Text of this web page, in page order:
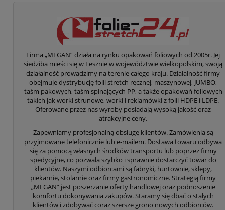
Firma „MEGAN” działa na rynku opakowań foliowych od 2005r. Jej
siedziba mieści się w Lesznie w województwie wielkopolskim, swoją
działalność prowadzimy na terenie całego kraju. Działalność firmy
obejmuje dystrybucję folii stretch ręcznej, maszynowej, JUMBO,
taśm pakowych, taśm spinających PP, a także opakowań foliowych
takich jak worki strunowe, worki i reklamówki z folii HDPE i LDPE.
Oferowane przez nas wyroby posiadają wysoką jakość oraz
atrakcyjne ceny.
Zapewniamy profesjonalną obsługę klientów. Zamówienia są
przyjmowane telefonicznie lub e-mailem. Dostawa towaru odbywa
się za pomocą własnych środków transportu lub poprzez firmy
spedycyjne, co pozwala szybko i sprawnie dostarczyć towar do
klientów. Naszymi odbiorcami są fabryki, hurtownie, sklepy,
piekarnie, stolarnie oraz firmy gastronomiczne. Strategią firmy
„MEGAN” jest poszerzanie oferty handlowej oraz podnoszenie
komfortu dokonywania zakupów. Staramy się dbać o stałych
klientów i zdobywać coraz szersze grono nowych odbiorców.